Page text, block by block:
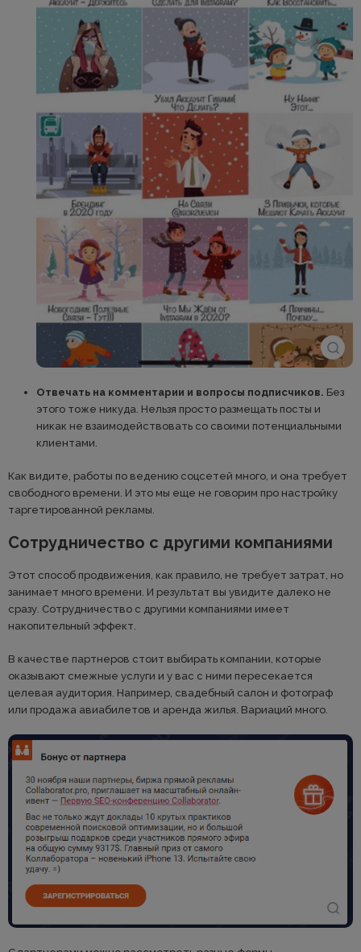
Отвечать на комментарии и вопросы подписчиков. Без
этого тоже никуда. Нельзя просто размещать посты и
никак не взаимодействовать со своими потенциальными
клиентами.
Как видите, работы по ведению соцсетей много, и она требует
свободного времени. И это мы еще не говорим про настройку
таргетированной рекламы.
Сотрудничество с другими компаниями
Этот способ продвижения, как правило, не требует затрат, но
занимает много времени. И результат вы увидите далеко не
сразу. Сотрудничество с другими компаниями имеет
накопительный эффект.
В качестве партнеров стоит выбирать компании, которые
оказывают смежные услуги и у вас с ними пересекается
целевая аудитория. Например, свадебный салон и фотограф
или продажа авиабилетов и аренда жилья. Вариаций много.